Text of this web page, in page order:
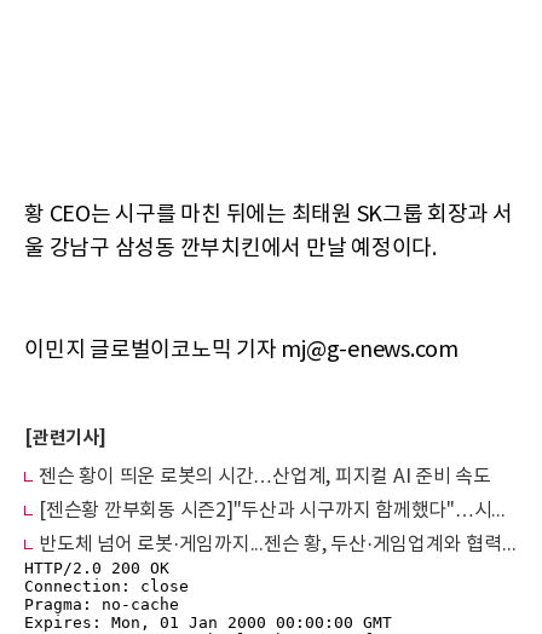
황 CEO는 시구를 마친 뒤에는 최태원 SK그룹 회장과 서
울 강남구 삼성동 깐부치킨에서 만날 예정이다.
이민지 글로벌이코노믹 기자 mj@g-enews.com
[관련기사]
젠슨 황이 띄운 로봇의 시간…산업계, 피지컬 AI 준비 속도
[젠슨황 깐부회동 시즌2]"두산과 시구까지 함께했다"…시작된 엔비디아·두산의 AI로봇 동맹
반도체 넘어 로봇·게임까지...젠슨 황, 두산·게임업계와 협력 강화